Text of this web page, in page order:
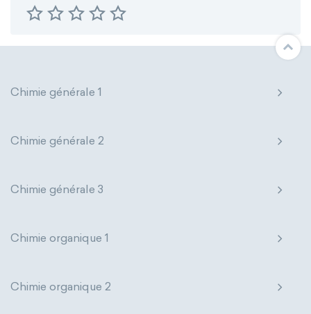
Chimie générale 1
Chimie générale 2
Chimie générale 3
Chimie organique 1
Chimie organique 2